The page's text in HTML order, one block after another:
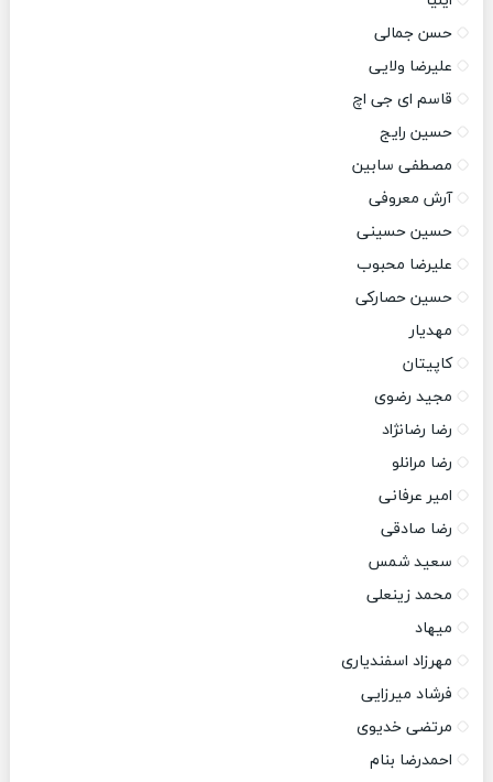
حسن جمالی
علیرضا ولایی
قاسم ای جی اچ
حسین رایج
مصطفی سابین
آرش معروفی
حسین حسینی
علیرضا محبوب
حسین حصارکی
مهدیار
کاپیتان
مجید رضوی
رضا رضانژاد
رضا مرانلو
امیر عرفانی
رضا صادقی
سعید شمس
محمد زینعلی
میهاد
مهرزاد اسفندیاری
فرشاد میرزایی
مرتضی خدیوی
احمدرضا بنام